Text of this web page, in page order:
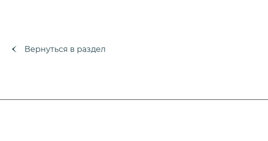
Вернуться в раздел